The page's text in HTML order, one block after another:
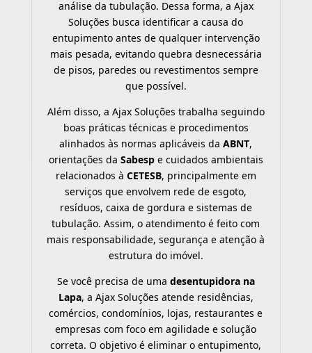
análise da tubulação. Dessa forma, a Ajax
Soluções busca identificar a causa do
entupimento antes de qualquer intervenção
mais pesada, evitando quebra desnecessária
de pisos, paredes ou revestimentos sempre
que possível.
Além disso, a Ajax Soluções trabalha seguindo
boas práticas técnicas e procedimentos
alinhados às normas aplicáveis daABNT,
orientações da Sabespe cuidados ambientais
relacionados à CETESB, principalmente em
serviços que envolvem rede de esgoto,
resíduos, caixa de gordura e sistemas de
tubulação. Assim, o atendimento é feito com
mais responsabilidade, segurança e atenção à
estrutura do imóvel.
Se você precisa de uma desentupidora na
Lapa, a Ajax Soluções atende residências,
comércios, condomínios, lojas, restaurantes e
empresas com foco em agilidade e solução
correta. O objetivo é eliminar o entupimento,